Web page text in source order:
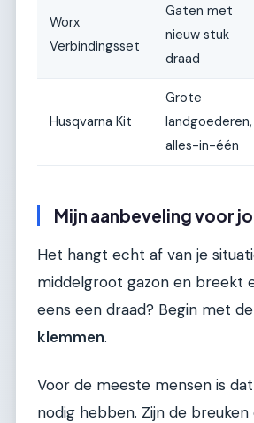
Worx
Verbindingsset
Gaten met
nieuw stuk
draad
Husqvarna Kit
Grote
landgoederen,
alles-in-één
Mijn aanbeveling voor
Het hangt echt af van je
middelgroot gazon en breekt
eens een draad? Begin met de
klemmen.
Voor de meeste mensen is
nodig hebben. Zijn de